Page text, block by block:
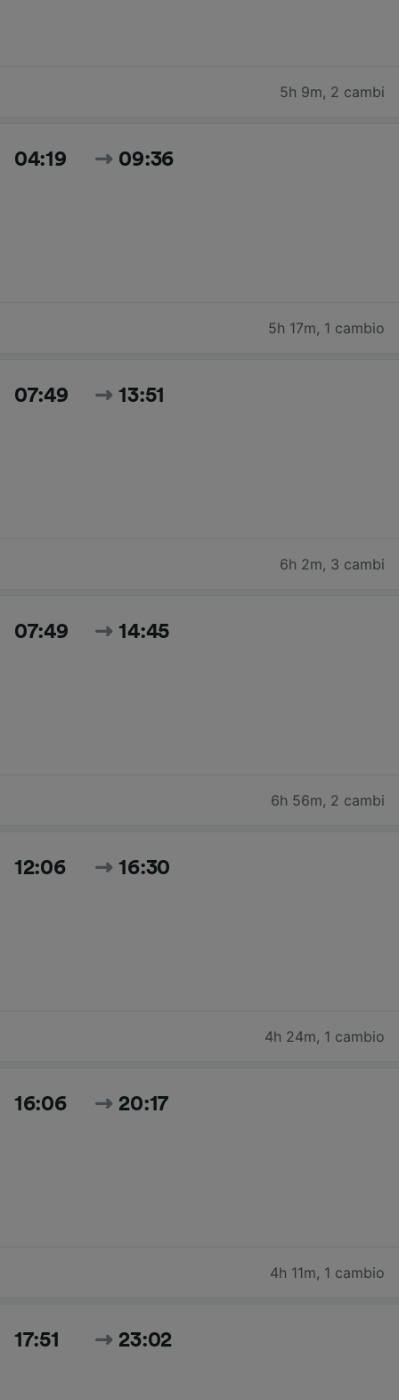
5h 9m, 2 cambi
04:19 09:36
5h 17m, 1 cambio
07:49 13:51
6h 2m, 3 cambi
07:49 14:45
6h 56m, 2 cambi
12:06 16:30
4h 24m, 1 cambio
16:06 20:17
4h 11m, 1 cambio
17:51 23:02